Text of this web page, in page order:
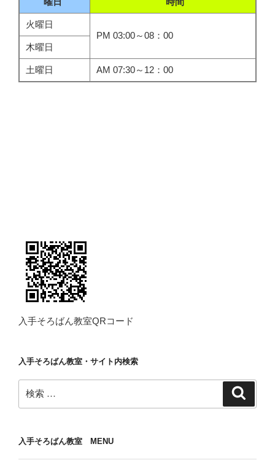
火曜日
PM 03:00～08：00
木曜日
土曜日 AM 07:30～12：00
入手そろばん教室QRコード
入手そろばん教室・サイト内検索
索:
入手そろばん教室 MENU